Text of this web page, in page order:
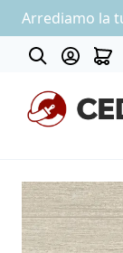
Arrediamo la
COLLEZIONE
OUTLET